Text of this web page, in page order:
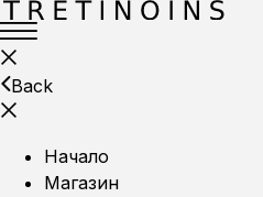
Back
Начало
Магазин